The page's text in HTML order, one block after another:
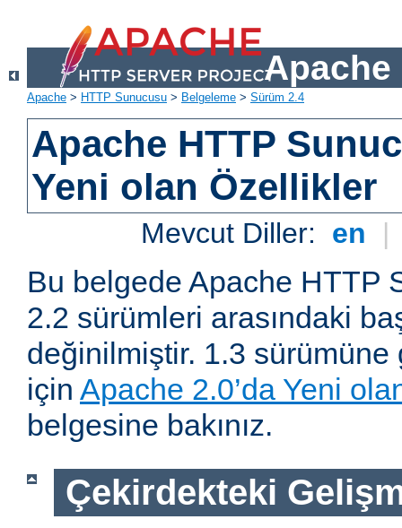
Apache
Apache > HTTP Sunucusu > Belgeleme > Sürüm 2.4
Apache HTTP
Yeni olan Özellikler
Mevcut Diller: en |
Bu belgede Apache HTTP
2.2 sürümleri arasındaki
değinilmiştir. 1.3
için Apache 2.0’da Yeni
belgesine bakınız.
Çekirdekteki